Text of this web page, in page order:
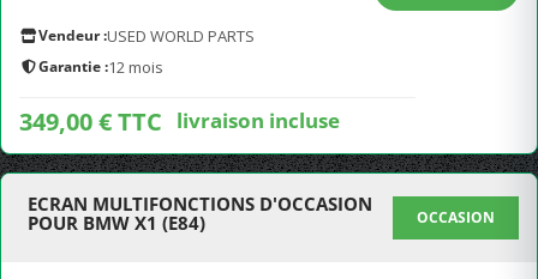
Vendeur :USED WORLD PARTS
Garantie :12 mois
349,00 € TTC livraison incluse
ECRAN MULTIFONCTIONS D'OCCASION
POUR BMW X1 (E84)
OCCASION